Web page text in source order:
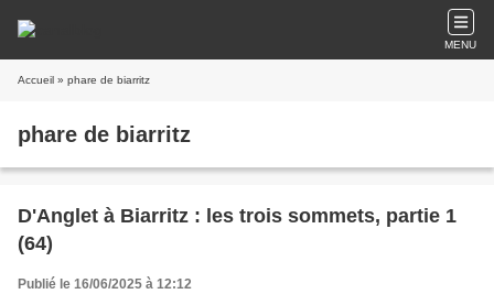
MENU
Accueil » phare de biarritz
phare de biarritz
D'Anglet à Biarritz : les trois sommets, partie 1
(64)
Publié le 16/06/2025 à 12:12